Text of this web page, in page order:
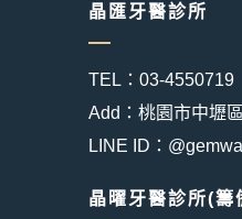
晶匯牙醫診所
TEL：03-4550719
Add：桃園市中壢
LINE ID：
晶曜牙醫診所(籌